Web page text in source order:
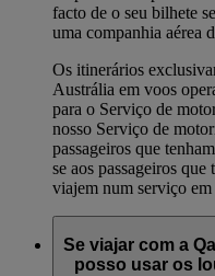
facto de o seu bilhete
uma companhia aérea
Os itinerários
Austrália em voos
para o Serviço de
nosso Serviço de
passageiros que
se aos passageiros
viajem num serviço em
Se viajar com a
posso usar os